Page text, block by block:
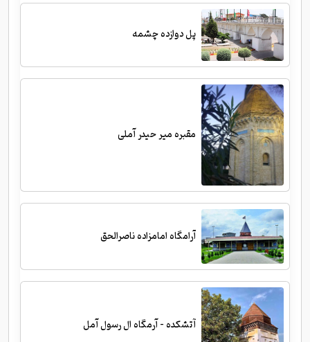
پل دوازده چشمه
مقبره میر حیدر آملی
آرامگاه امامزاده ناصرالحق
آتشکده - آرمگاه ال رسول آمل